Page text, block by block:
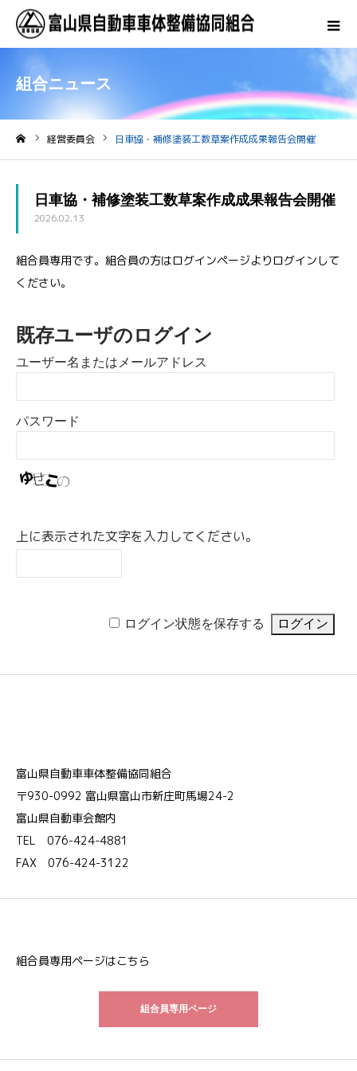
組合ニュース
経営委員会 日車協・補修塗装工数草案作成成果報告会開催
日車協・補修塗装工数草案作成成果報告会開催
2026.02.13
組合員専用です。組合員の方はログインページよりログインして
ください。
既存ユーザのログイン
ユーザー名またはメールアドレス
パスワード
上に表示された文字を入力してください。
ログイン状態を保存する
富山県自動車車体整備協同組合
〒930-0992 富山県富山市新庄町馬場24-2
富山県自動車会館内
TEL 076-424-4881
FAX 076-424-3122
組合員専用ページはこちら
組合員専用ページ